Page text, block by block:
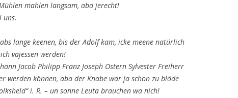
mahlen langsam, aba jerecht!
uns.
lange keenen, bis der Adolf kam, icke meene natürlich
vajessen werden!
Jacob Philipp Franz Joseph Ostern Sylvester Freiherr
werden können, aba der Knabe war ja schon zu blöde
i. R. – un sonne Leuta brauchen wa nich!